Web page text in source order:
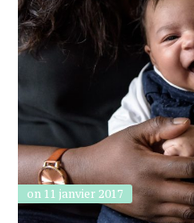
on 11 janvier 2017